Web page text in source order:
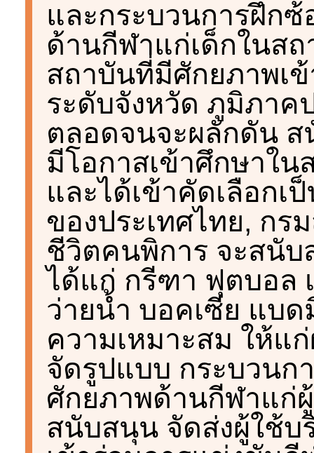
และกระบวนการฝึก
ด้านกีฬาแก่เด็กในส
สถาบันที่มีศักยภาพเ
ระดับจังหวัด ภูมิภาค
ตลอดจนจะผลักดัน ส
มีโอกาสเข้าศึกษาใ
และได้เข้าคัดเลือก
ของประเทศไทย, ก
ชีวิตคนพิการ จะสนั
ได้แก่ กรีฑา ฟุตบอล
ว่ายน้ำ บอคเซีย แบ
ความเหมาะสม ให้แ
จัดรูปแบบ กระบวนก
ศักยภาพด้านกีฬาแก่
สนับสนุน จัดส่งผู้ใช้บ